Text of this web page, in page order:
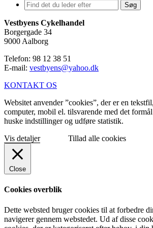
Søg
Vestbyens Cykelhandel
Borgergade 34
9000 Aalborg
Telefon: 98 12 38 51
E-mail: vestbyens@yahoo.dk
KONTAKT OS
Websitet anvender ”cookies”, der er en
computer, mobil el. tilsvarende med det
huske indstillinger og udføre statistik.
Vis detaljer
Tillad alle cookies
Close
Cookies overblik
Dette websted bruger cookies til at forbedre
navigerer gennem webstedet. Ud af disse